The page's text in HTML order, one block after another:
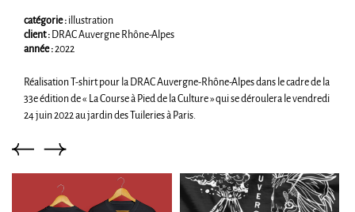
contentcatégorie :illustration
client :DRAC Auvergne Rhône-Alpes
année :2022
Réalisation T-shirt pour la DRAC Auvergne-Rhône-Alpes dans le cadre de la
33e édition de « La Course à Pied de la Culture » qui se déroulera le vendredi
24 juin 2022 au jardin des Tuileries à Paris.